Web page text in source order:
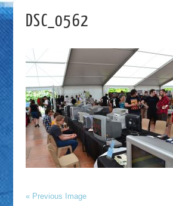
DSC_0562
« Previous Image